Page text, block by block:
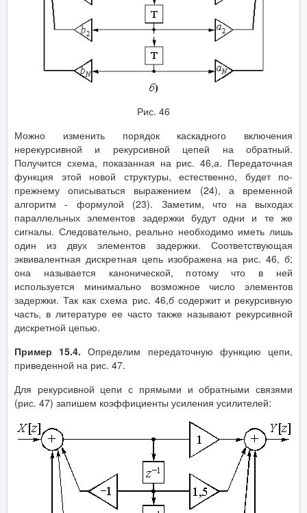
Рис. 46
Можно изменить порядок каскадного включения
нерекурсивной и рекурсивной цепей на обратный.
Получится схема, показанная на рис. 46,а. Передаточная
функция этой новой структуры, естественно, будет по-
прежнему описываться выражением (24), а временной
алгоритм - формулой (23). Заметим, что на выходах
параллельных элементов задержки будут одни и те же
сигналы. Следовательно, реально необходимо иметь лишь
один из двух элементов задержки. Соответствующая
эквивалентная дискретная цепь изображена на рис. 46, б;
она называется канонической, потому что в ней
используется минимально возможное число элементов
задержки. Так как схема рис. 46,бсодержит и рекурсивную
часть, в литературе ее часто также называют рекурсивной
дискретной цепью.
Пример 15.4. Определим передаточную функцию цепи,
приведенной на рис. 47.
Для рекурсивной цепи с прямыми и обратными связями
(рис. 47) запишем коэффициенты усиления усилителей: